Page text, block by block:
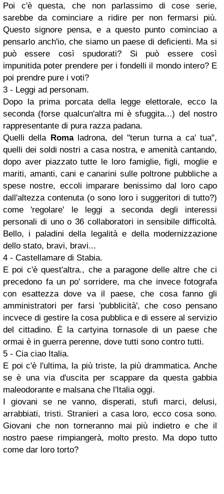
Poi c'è questa, che non parlassimo di cose serie,
sarebbe da cominciare a ridire per non fermarsi più.
Questo signore pensa, e a questo punto cominciao a
pensarlo anch'io, che siamo un paese di deficienti. Ma si
può essere così spudorati? Si può essere così
impunitida poter prendere per i fondelli il mondo intero? E
poi prendre pure i voti?
3 - Leggi ad personam.
Dopo la prima porcata della legge elettorale, ecco la
seconda (forse qualcun'altra mi è sfuggita...) del nostro
rappresentante di pura razza padana.
Quelli della Romaladrona, del "terun turna a ca' tua",
quelli dei soldi nostri a casa nostra, e amenità cantando,
dopo aver piazzato tutte le loro famiglie, figli, moglie e
mariti, amanti, cani e canarini sulle poltrone pubbliche a
spese nostre, eccoli imparare benissimo dal loro capo
dall'altezza contenuta (o sono loro i suggeritori di tutto?)
come 'regolare' le leggi a seconda degli interessi
personali di uno o 36 collaboratori in sensibile difficoltà.
Bello, i paladini della legalità e della modernizzazione
dello stato, bravi, bravi...
4 - Castellamare di Stabia.
E poi c'è quest'altra., che a paragone delle altre che ci
precedono fa un po' sorridere, ma che invece fotografa
con esattezza dove va il paese, che cosa fanno gli
amministratori per farsi 'pubblicità', che coso pensano
incvece di gestire la cosa pubblica e di essere al servizio
del cittadino. È la cartyina tornasole di un paese che
ormai è in guerra perenne, dove tutti sono contro tutti.
5 - Cia ciao Italia.
E poi c'è l'ultima, la più triste, la più drammatica. Anche
se è una via d'uscita per scappare da questa gabbia
maleodorante e malsana che l'Italia oggi.
I giovani se ne vanno, disperati, stufi marci, delusi,
arrabbiati, tristi. Stranieri a casa loro, ecco cosa sono.
Giovani che non torneranno mai più indietro e che il
nostro paese rimpiangerà, molto presto. Ma dopo tutto
come dar loro torto?